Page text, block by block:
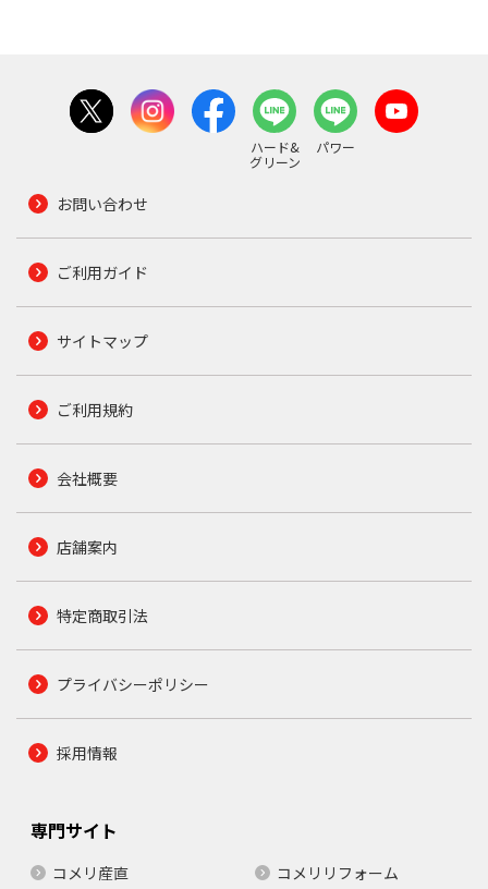
ハード&
グリーン
パワー
お問い合わせ
ご利用ガイド
サイトマップ
ご利用規約
会社概要
店舗案内
特定商取引法
プライバシーポリシー
採用情報
専門サイト
コメリ産直 コメリリフォーム